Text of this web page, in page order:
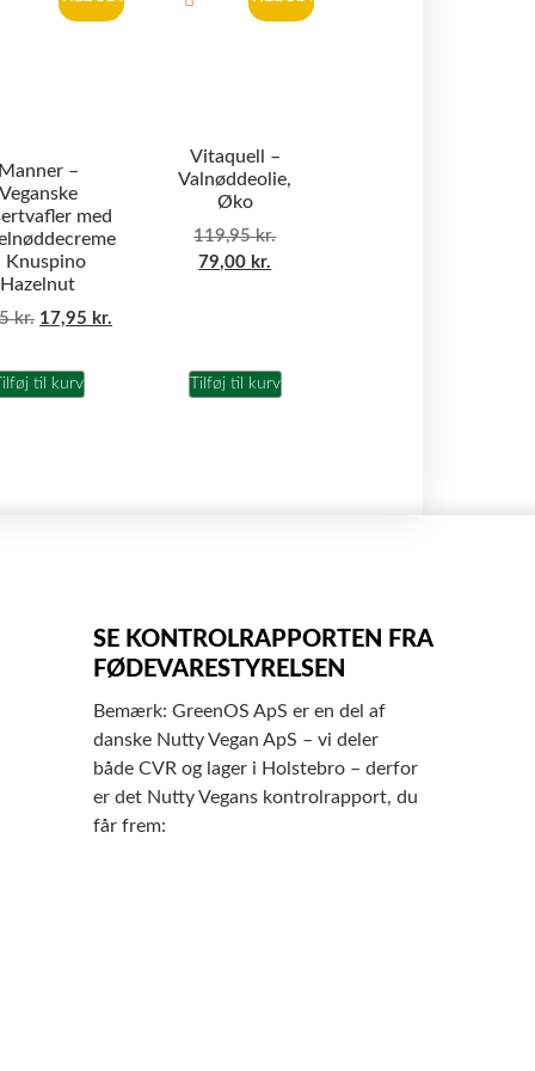
Manner –
Veganske
med
Knuspino
Hazelnut
kr. 17,95 kr.
til kurv
Vitaquell –
Valnøddeolie,
Øko
119,95kr.
79,00 kr.
Tilføj til kurv
SE KONTROLRAPPORTEN FRA
FØDEVARESTYRELSEN
Bemærk: GreenOS ApS er en del af
danske Nutty Vegan ApS – vi deler
både CVR og lager i Holstebro – derfor
er det Nutty Vegans kontrolrapport, du
får frem: